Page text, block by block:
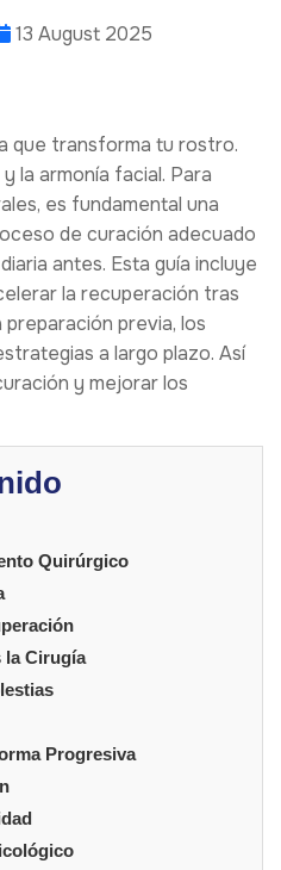
13 August 2025
que transforma tu rostro.
la armonía facial. Para
es fundamental una
de curación adecuado
antes. Esta guía incluye
la recuperación tras
preparación previa, los
a largo plazo. Así
y mejorar los
Quirúrgico
la Cirugía
Progresiva